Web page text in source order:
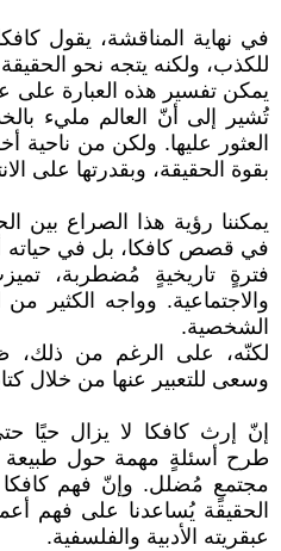
في نهاية المناقشة، يقول
للكذب، ولكنه يتجه نحو
يمكن تفسير هذه العبارة على
تُشير إلى أنّ العالم مليء
العثور عليها. ولكن من ناحية
بقوة الحقيقة، وبقدرتها على
يمكننا رؤية هذا الصراع بين
في قصص كافكا، بل في حياته
فترةٍ تاريخيةٍ مُضطربة،
والاجتماعية. وواجه الكثير
الشخصية.
لكنّه، على الرغم من ذلك،
وسعى للتعبير عنها من خلال
إنّ إرث كافكا لا يزال حيًا
طرح أسئلةٍ مهمة حول طبيعة
مجتمعٍ مُضلل. وإنّ فهم
الحقيقة يُساعدنا على فهم
عبقريته الأدبية والفلسفية.